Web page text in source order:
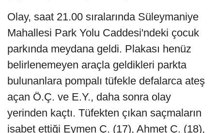
Olay, saat 21.00 sıralarında Süleymaniye
Mahallesi Park Yolu Caddesi'ndeki çocuk
parkında meydana geldi. Plakası henüz
belirlenemeyen araçla geldikleri parkta
bulunanlara pompalı tüfekle defalarca ateş
açan Ö.Ç. ve E.Y., daha sonra olay
yerinden kaçtı. Tüfekten çıkan saçmaların
isabet ettiği Eymen Ç. (17), Ahmet Ç. (18),